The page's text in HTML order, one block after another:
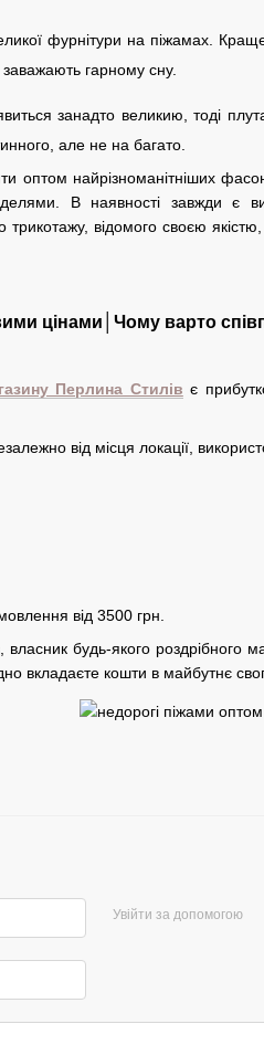
фурнітури на піжамах.
заважають гарному сну.
занадто великию, тоді
але не на багато.
оптом найрізноманітніших
В наявності завжди є
трикотажу, відомого своєю
цінами│Чому варто
Перлина Стилів є
від місця локації,
від 3500 грн.
будь-якого
вкладаєте кошти в майбутнє
Увійти за допомогою